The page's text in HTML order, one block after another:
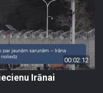
00:02:12
Irānai